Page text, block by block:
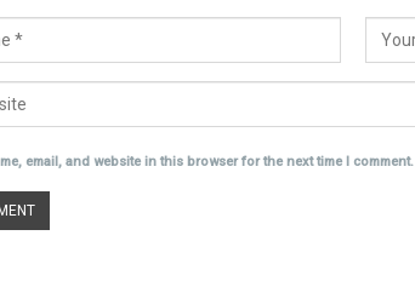
email, and website in this browser for the next time I comment.